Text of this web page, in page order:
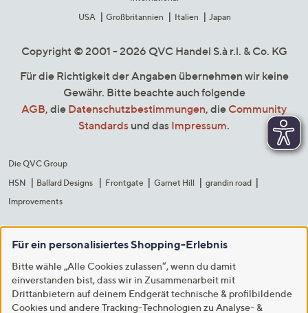
USA
Großbritannien Italien Japan
Copyright © 2001 - 2026 QVC Handel S.à r.l. & Co. KG
Für die Richtigkeit der Angaben übernehmen wir keine
Gewähr. Bitte beachte auch folgende
AGB, die Datenschutzbestimmungen, die Community
Standards und das Impressum.
Die QVC Group
HSN
Ballard Designs Frontgate Garnet Hill
grandin road
Improvements
Für ein personalisiertes Shopping-Erlebnis
Bitte wähle „Alle Cookies zulassen“, wenn du damit
einverstanden bist, dass wir in Zusammenarbeit mit
Drittanbietern auf deinem Endgerät technische & profilbildende
Cookies und andere Tracking-Technologien zu Analyse- &